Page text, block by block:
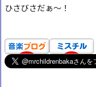
ひさびさだぁ～！